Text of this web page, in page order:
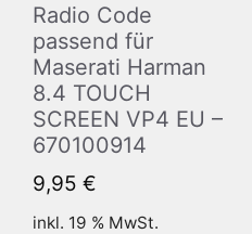
Radio Code
passend für
Maserati Harman
8.4 TOUCH
SCREEN VP4 EU –
670100914
9,95 €
inkl. 19 % MwSt.